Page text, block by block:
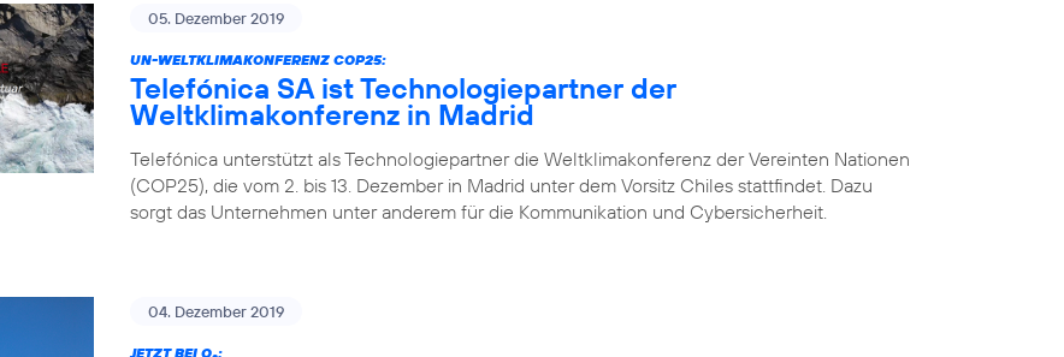
05. Dezember 2019
UN-WELTKLIMAKONFERENZ COP25:
Telefónica SA ist Technologiepartner der
Weltklimakonferenz in Madrid
Telefónica unterstützt als Technologiepartner die Weltklimakonferenz der Vereinten Nationen
(COP25), die vom 2. bis 13. Dezember in Madrid unter dem Vorsitz Chiles stattfindet. Dazu
sorgt das Unternehmen unter anderem für die Kommunikation und Cybersicherheit.
04. Dezember 2019
JETZT BEI O :